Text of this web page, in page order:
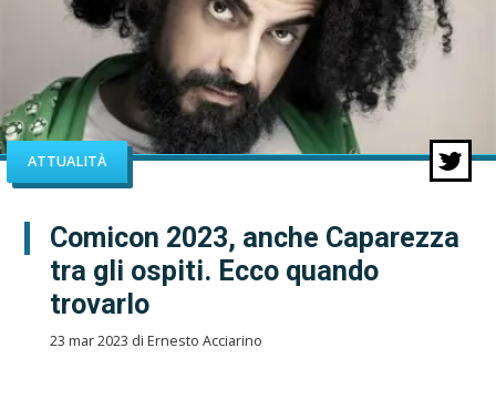
ATTUALITÀ
Comicon 2023, anche Caparezza
tra gli ospiti. Ecco quando
trovarlo
23 mar 2023 di Ernesto Acciarino